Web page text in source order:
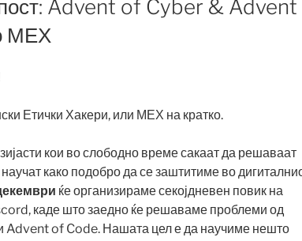
пост: Advent of Cyber & Advent
МЕХ
Етички Хакери, или МЕХ на кратко.
кои во слободно време сакаат да решаваат
како подобро да се заштитиме во
ќе организираме секојдневен повик на
каде што заедно ќе решаваме проблеми од
Advent of Code. Нашата цел е да научиме нешто